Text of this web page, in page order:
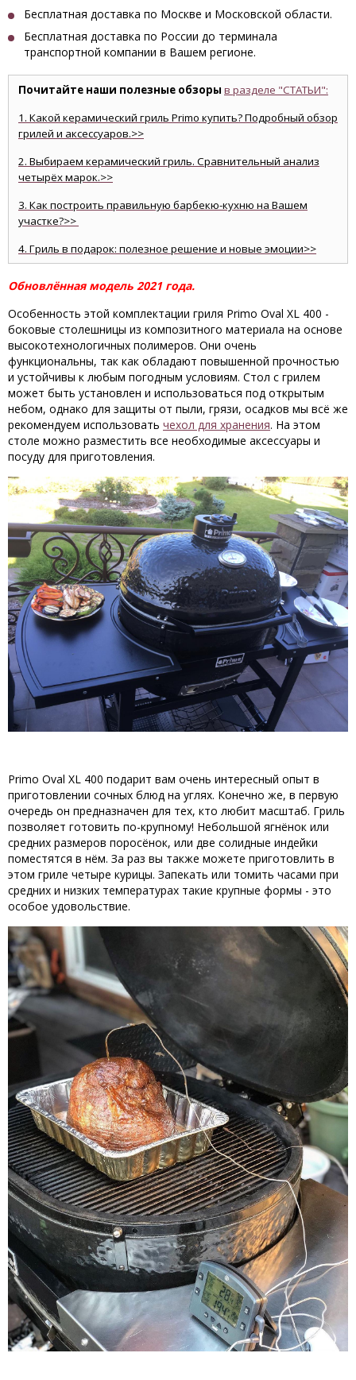
Бесплатная доставка по Москве и Московской области.
Бесплатная доставка по России до терминала
транспортной компании в Вашем регионе.
Почитайте наши полезные обзоры в разделе "СТАТЬИ":
1. Какой керамический гриль Primo купить? Подробный обзор
грилей и аксессуаров.>>
2. Выбираем керамический гриль. Сравнительный анализ
четырёх марок.>>
3. Как построить правильную барбекю-кухню на Вашем
участке?>>
4. Гриль в подарок: полезное решение и новые эмоции>>
Обновлённая модель 2021 года.
Особенность этой комплектации гриля Primo Oval XL 400 -
боковые столешницы из композитного материала на основе
высокотехнологичных полимеров. Они очень
функциональны, так как обладают повышенной прочностью
и устойчивы к любым погодным условиям. Стол с грилем
может быть установлен и использоваться под открытым
небом, однако для защиты от пыли, грязи, осадков мы всё же
рекомендуем использовать чехол для хранения. На этом
столе можно разместить все необходимые аксессуары и
посуду для приготовления.
Primo Oval XL 400 подарит вам очень интересный опыт в
приготовлении сочных блюд на углях. Конечно же, в первую
очередь он предназначен для тех, кто любит масштаб. Гриль
позволяет готовить по-крупному! Небольшой ягнёнок или
средних размеров поросёнок, или две солидные индейки
поместятся в нём. За раз вы также можете приготовлить в
этом гриле четыре курицы. Запекать или томить часами при
средних и низких температурах такие крупные формы - это
особое удовольствие.